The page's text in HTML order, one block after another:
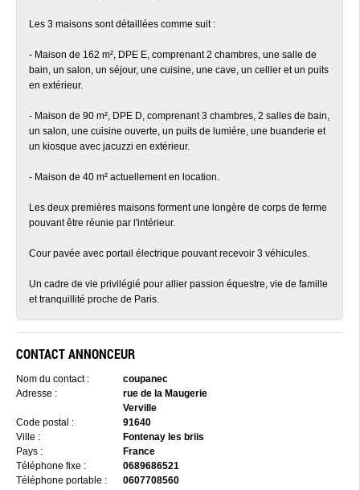
Les 3 maisons sont détaillées comme suit :
- Maison de 162 m², DPE E, comprenant 2 chambres, une salle de
bain, un salon, un séjour, une cuisine, une cave, un cellier et un puits
en extérieur.
- Maison de 90 m², DPE D, comprenant 3 chambres, 2 salles de bain,
un salon, une cuisine ouverte, un puits de lumière, une buanderie et
un kiosque avec jacuzzi en extérieur.
- Maison de 40 m² actuellement en location.
Les deux premières maisons forment une longère de corps de ferme
pouvant être réunie par l'intérieur.
Cour pavée avec portail électrique pouvant recevoir 3 véhicules.
Un cadre de vie privilégié pour allier passion équestre, vie de famille
et tranquillité proche de Paris.
CONTACT ANNONCEUR
Nom du contact :
coupanec
Adresse :
rue de la Maugerie
Verville
Code postal :
91640
Ville :
Fontenay les briis
Pays :
France
Téléphone fixe :
0689686521
Téléphone portable :
0607708560